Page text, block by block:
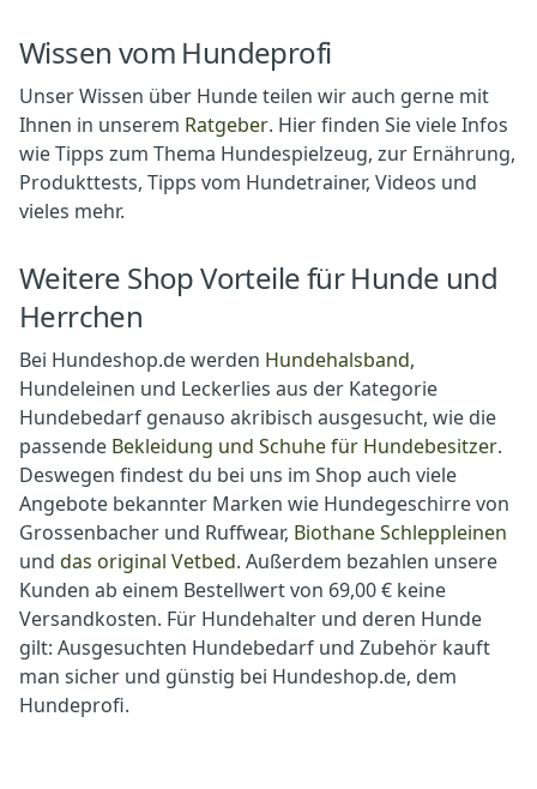
Wissen vom Hundeprofi
Unser Wissen über Hunde teilen wir auch gerne mit
Ihnen in unserem Ratgeber. Hier finden Sie viele Infos
wie Tipps zum Thema Hundespielzeug, zur Ernährung,
Produkttests, Tipps vom Hundetrainer, Videos und
vieles mehr.
Weitere Shop Vorteile für Hunde und
Herrchen
Bei Hundeshop.de werden Hundehalsband,
Hundeleinen und Leckerlies aus der Kategorie
Hundebedarf genauso akribisch ausgesucht, wie die
passende Bekleidung und Schuhe für Hundebesitzer.
Deswegen findest du bei uns im Shop auch viele
Angebote bekannter Marken wie Hundegeschirre von
Grossenbacher und Ruffwear, Biothane Schleppleinen
und das original Vetbed. Außerdem bezahlen unsere
Kunden ab einem Bestellwert von 69,00 € keine
Versandkosten. Für Hundehalter und deren Hunde
gilt: Ausgesuchten Hundebedarf und Zubehör kauft
man sicher und günstig bei Hundeshop.de, dem
Hundeprofi.